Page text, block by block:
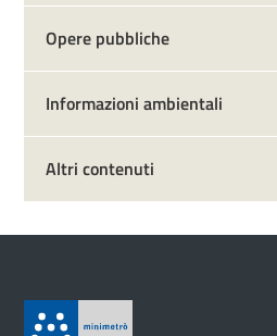
Opere pubbliche
Informazioni ambientali
Altri contenuti